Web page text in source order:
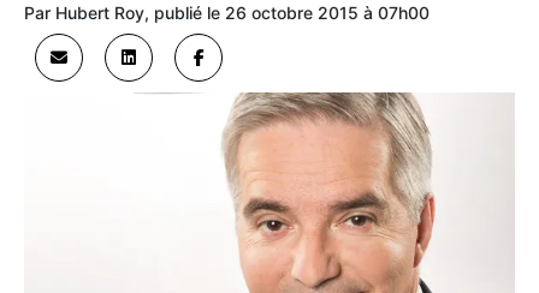
Par Hubert Roy, publié le 26 octobre 2015 à 07h00